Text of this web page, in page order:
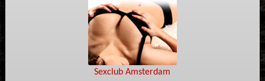
Sexclub Amsterdam